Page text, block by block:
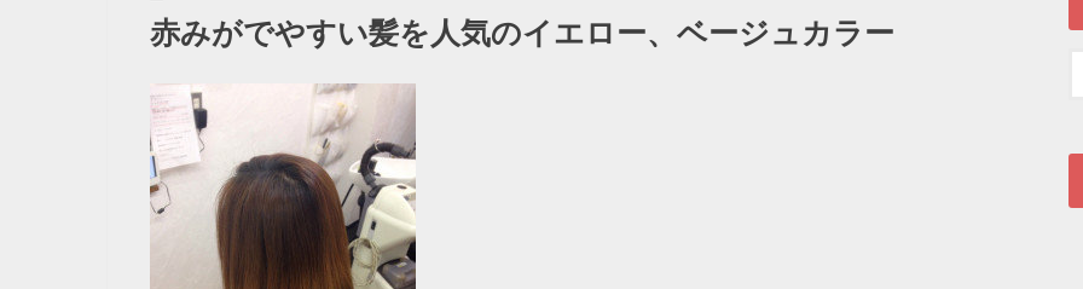
赤みがでやすい髪を人気のイエロー、ベージュカラー